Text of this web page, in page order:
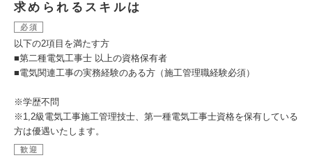
求められるスキルは
必須
以下の2項目を満たす方
■第二種電気工事士 以上の資格保有者
■電気関連工事の実務経験のある方（施工管理職経験必須）
※学歴不問
※1,2級電気工事施工管理技士、第一種電気工事士資格を保有している
方は優遇いたします。
歓迎